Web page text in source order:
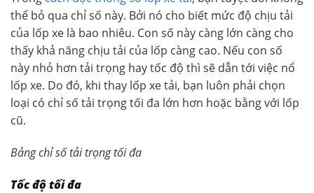
thể bỏ qua chỉ số này. Bởi nó cho biết mức độ chịu tải
của lốp xe là bao nhiêu. Con số này càng lớn càng cho
thấy khả năng chịu tải của lốp càng cao. Nếu con số
này nhỏ hơn tải trọng hay tốc độ thì sẽ dẫn tới việc nổ
lốp xe. Do đó, khi thay lốp xe tải, bạn luôn phải chọn
loại có chỉ số tải trọng tối đa lớn hơn hoặc bằng với lốp
cũ.
Bảng chỉ số tải trọng tối đa
Tốc độ tối đa